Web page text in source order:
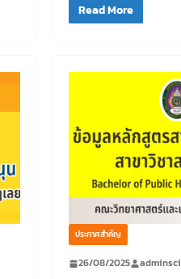
Read More
ประกาศสำคัญ
26/08/2025 adminsci